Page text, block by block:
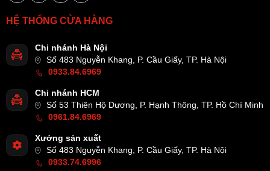
HỆ THỐNG CỬA HÀNG
Chi nhánh Hà Nội
Số 483 Nguyễn Khang, P. Cầu Giấy, TP. Hà Nội
0933.84.6969
Chi nhánh HCM
Số 53 Thiên Hộ Dương, P. Hạnh Thông, TP. Hồ Chí Minh
0961.84.6969
Xưởng sản xuất
Số 483 Nguyễn Khang, P. Cầu Giấy, TP. Hà Nội
0933.74.6996